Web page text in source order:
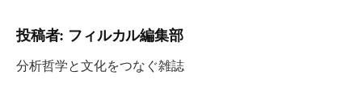
投稿者: フィルカル編集部
分析哲学と文化をつなぐ雑誌